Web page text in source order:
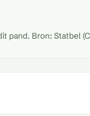
pand. Bron: Statbel